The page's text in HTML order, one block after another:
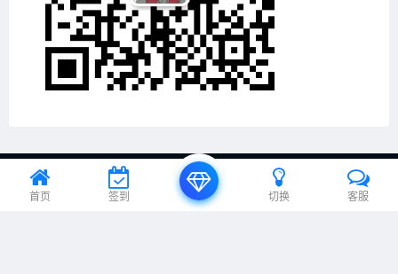
© 2024 EA之家 - eahome.com.cn All rights reserved
首页 签到 切换 客服